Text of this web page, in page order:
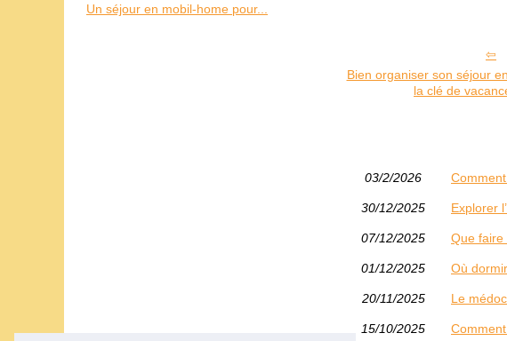
Bien organiser son séjour
la clé de
03/2/2026
30/12/2025 Explorer
07/12/2025 Que faire
01/12/2025 Où
20/11/2025 Le
15/10/2025
Un séjour en mobil-home pour...